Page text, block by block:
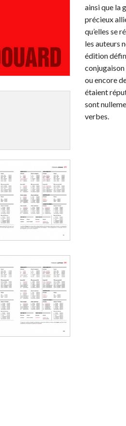
ainsi que la
précieux
qu’elles se
les auteurs
édition
ou encore
étaient
sont
verbes.